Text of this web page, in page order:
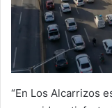
“En Los Alcarrizos